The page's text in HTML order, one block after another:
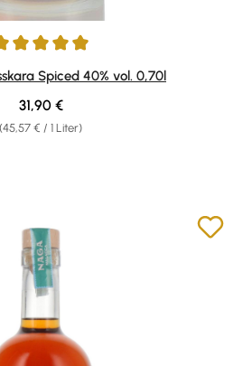
von 4.89 von 5 Sternen
Spiced 40% vol. 0,70l
(45,57 € / 1 Liter)
Regulärer Preis:
31,90 €